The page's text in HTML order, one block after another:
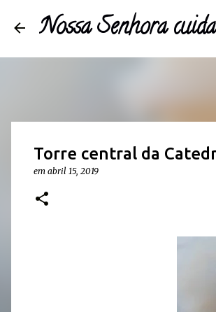
Nossa Senhora
Torre central da
em abril 15, 2019